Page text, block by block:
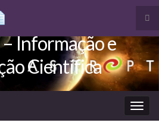
Informação e
Científica